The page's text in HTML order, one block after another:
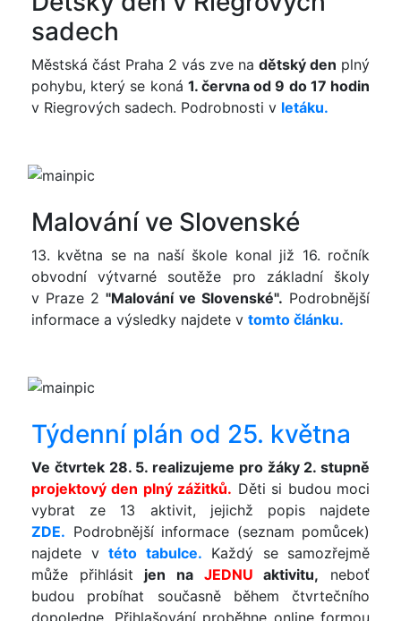
sadech
Městská část Praha 2 vás zve na dětský den plný
pohybu, který se koná 1. června od 9 do 17 hodin
v Riegrových sadech. Podrobnosti v letáku.
Malování ve Slovenské
13. května se na naší škole konal již 16. ročník
obvodní výtvarné soutěže pro základní školy
v Praze 2 "Malování ve Slovenské". Podrobnější
informace a výsledky najdete v tomto článku.
Týdenní plán od 25. května
Ve čtvrtek 28. 5. realizujeme pro žáky 2. stupně
projektový den plný zážitků. Děti si budou moci
vybrat ze 13 aktivit, jejichž popis najdete
ZDE. Podrobnější informace (seznam pomůcek)
najdete v této tabulce. Každý se samozřejmě
může přihlásit jen na JEDNU aktivitu, neboť
budou probíhat současně během čtvrtečního